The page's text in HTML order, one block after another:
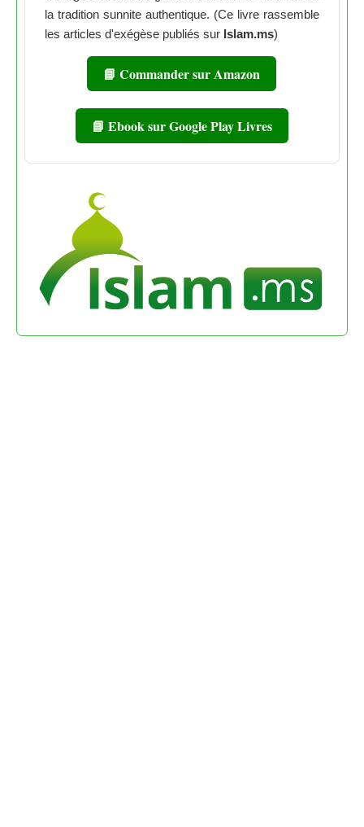
la tradition sunnite authentique. (Ce livre rassemble
les articles d'exégèse publiés sur Islam.ms)
📘 Commander sur Amazon
📘 Ebook sur Google Play Livres